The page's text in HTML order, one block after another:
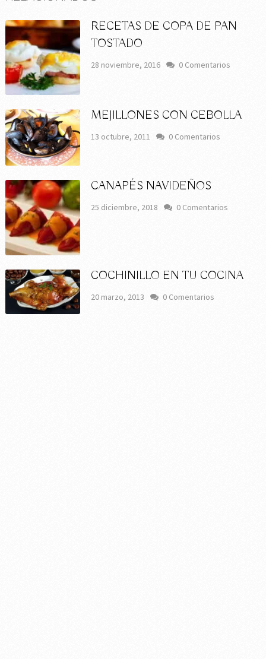
RECETAS DE COPA DE PAN
TOSTADO
28 noviembre, 2016 0 Comentarios
MEJILLONES CON CEBOLLA
13 octubre, 2011 0 Comentarios
CANAPÉS NAVIDEÑOS
25 diciembre, 2018 0 Comentarios
COCHINILLO EN TU COCINA
20 marzo, 2013 0 Comentarios